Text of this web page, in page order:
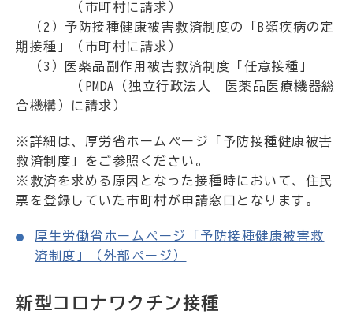
（市町村に請求）
（2）予防接種健康被害救済制度の「B類疾病の定
期接種」（市町村に請求）
（3）医薬品副作用被害救済制度「任意接種」
（PMDA（独立行政法人 医薬品医療機器総
合機構）に請求）
※詳細は、厚労省ホームページ「予防接種健康被害
救済制度」をご参照ください。
※救済を求める原因となった接種時において、住民
票を登録していた市町村が申請窓口となります。
厚生労働省ホームページ「予防接種健康被害救
済制度」（外部ページ）
新型コロナワクチン接種